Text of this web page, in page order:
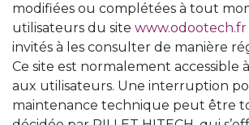
modifiées ou complétées à tout
utilisateurs du site www.odootech.fr
invités à les consulter de manière
Ce site est normalement accessible
aux utilisateurs. Une interruption
maintenance technique peut être